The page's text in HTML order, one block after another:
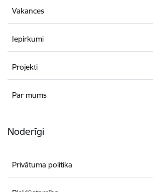
Vakances
Iepirkumi
Projekti
Par mums
Noderīgi
Privātuma politika